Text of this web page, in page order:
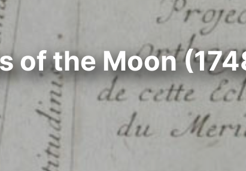
of the Moon